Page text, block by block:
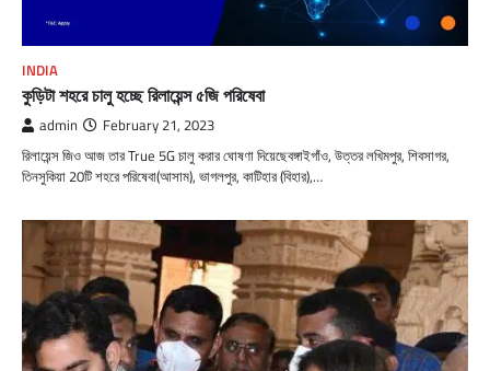
INDIA
কুড়িটা শহরে চালু হচ্ছে রিলায়েন্স ৫জি পরিষেবা
admin February 21, 2023
রিলায়েন্স জিও আজ তার True 5G চালু করার ঘোষণা দিয়েছেবঙ্গাইগাঁও, উত্তর লখিমপুর, শিবসাগর,
তিনসুকিয়া 20টি শহরে পরিষেবা(আসাম), ভাগলপুর, কাটিহার (বিহার),…